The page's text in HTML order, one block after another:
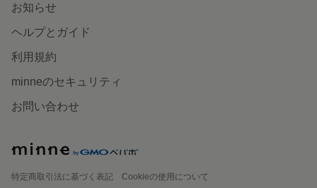
お知らせ
ヘルプとガイド
利用規約
minneのセキュリティ
お問い合わせ
特定商取引法に基づく表記
Cookieの使用について